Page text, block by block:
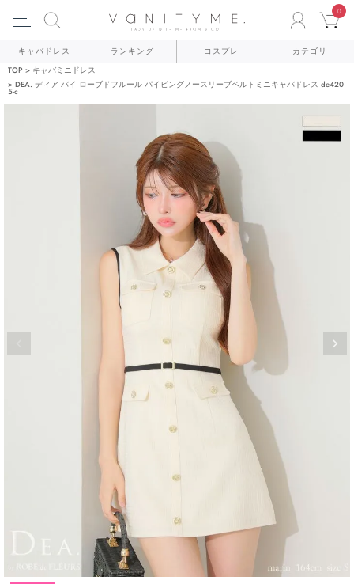
0
キャバドレス ランキング コスプレ カテゴリ
TOP
キャバミニドレス
DEA. ディア バイ ローブドフルール パイピングノースリーブベルトミニキャバドレス de420
5-c